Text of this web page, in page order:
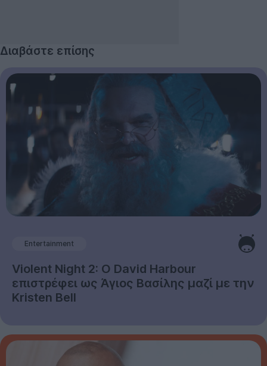
Διαβάστε επίσης
Entertainment
Violent Night 2: Ο David Harbour
επιστρέφει ως Άγιος Βασίλης μαζί με την
Kristen Bell